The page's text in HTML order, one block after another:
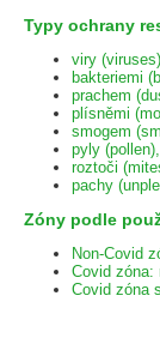
Typy ochrany
viry (viruses),
bakteriemi
prachem
plísněmi
smogem
pyly (pollen),
roztoči
pachy
Zóny podle
Non-Covid
Covid zóna:
Covid zóna